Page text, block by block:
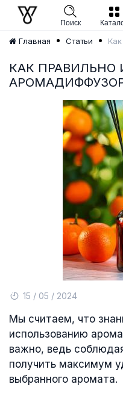
Поиск
Главная Статьи
КАК ПРАВИЛЬНО
15 / 05 / 2024
Мы считаем, что
использованию
важно, ведь
получить максимум
выбранного аромата.